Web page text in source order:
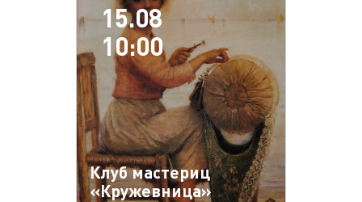
15.08
10:00
Клуб мастериц
«Кружевница»